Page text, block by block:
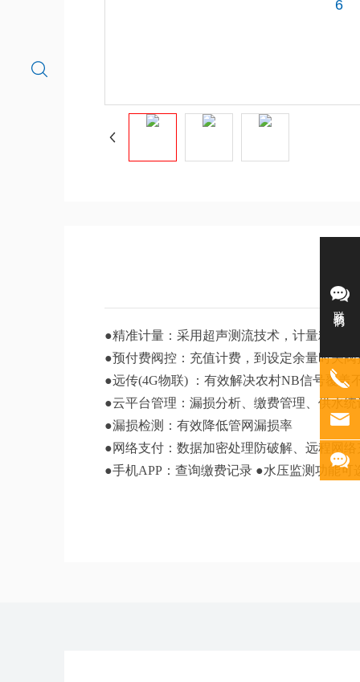
6
●精准计量：采用超声测流技术，计量精度2
●预付费阀控：充值计费，到设定余量时关
●远传(4G物联) ：有效解决农村NB信号覆盖
●云平台管理：漏损分析、缴费管理、供水统
●漏损检测：有效降低管网漏损率
●网络支付：数据加密处理防破解、远程网络
●手机APP：查询缴费记录 ●水压监测功能可